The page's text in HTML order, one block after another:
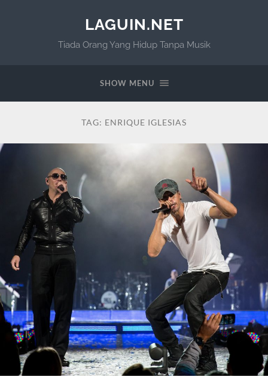
LAGUIN.NET
Tiada Orang Yang Hidup Tanpa Musik
SHOW MENU
TAG: ENRIQUE IGLESIAS